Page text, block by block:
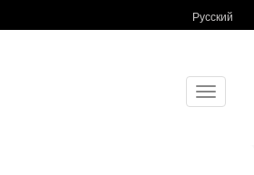
Русский
Toggle